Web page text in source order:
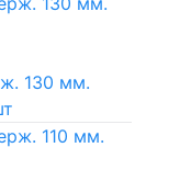
130 мм.